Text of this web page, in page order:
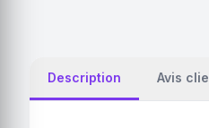
Description Avis